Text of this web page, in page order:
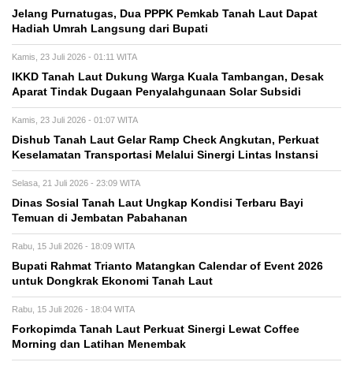
Jelang Purnatugas, Dua PPPK Pemkab Tanah Laut Dapat
Hadiah Umrah Langsung dari Bupati
Kamis, 23 Juli 2026 - 01:11 WITA
IKKD Tanah Laut Dukung Warga Kuala Tambangan, Desak
Aparat Tindak Dugaan Penyalahgunaan Solar Subsidi
Kamis, 23 Juli 2026 - 01:07 WITA
Dishub Tanah Laut Gelar Ramp Check Angkutan, Perkuat
Keselamatan Transportasi Melalui Sinergi Lintas Instansi
Selasa, 21 Juli 2026 - 23:09 WITA
Dinas Sosial Tanah Laut Ungkap Kondisi Terbaru Bayi
Temuan di Jembatan Pabahanan
Rabu, 15 Juli 2026 - 18:09 WITA
Bupati Rahmat Trianto Matangkan Calendar of Event 2026
untuk Dongkrak Ekonomi Tanah Laut
Rabu, 15 Juli 2026 - 18:04 WITA
Forkopimda Tanah Laut Perkuat Sinergi Lewat Coffee
Morning dan Latihan Menembak